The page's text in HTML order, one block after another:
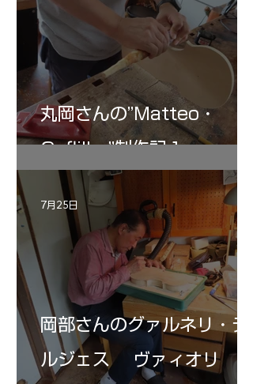
丸岡さんの”Matteo・
Gofliller”制作記１
岡部さんのグァルネリ・デ
ルジェス ヴァィオリ
7月25日